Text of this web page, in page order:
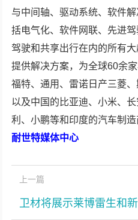
与中间轴、驱动系统、软件
括电气化、软件网联、先进
驾驶和共享出行在内的所有
提供解决方案，为全球60余
福特、通用、雷诺日产三菱
以及中国的比亚迪、小米、
利、小鹏等和印度的汽车制
耐世特媒体中心
上一篇